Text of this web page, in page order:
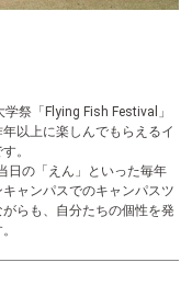
祭「Flying Fish Festival」
以上に楽しんでもらえるイ
。
日の「えん」といった毎年
ャンパスでのキャンパスツ
らも、自分たちの個性を発